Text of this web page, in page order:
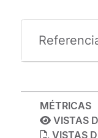
MÉTRICAS
VISTAS
VISTAS